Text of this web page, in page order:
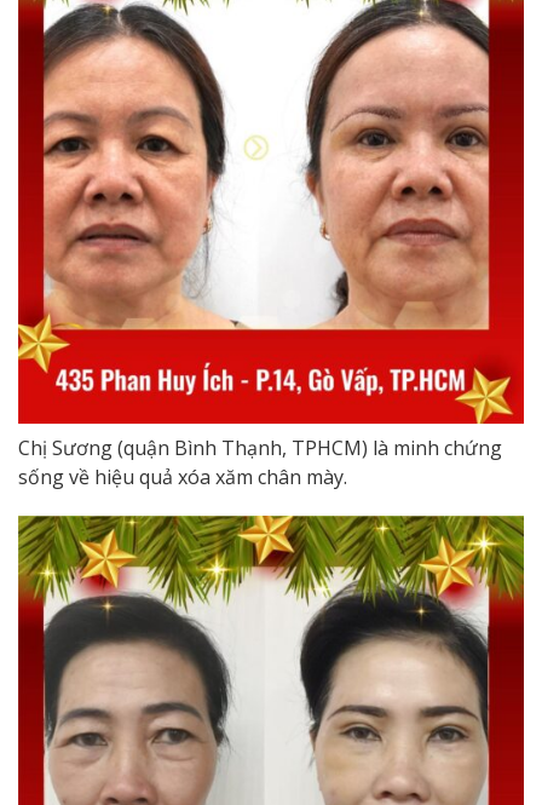
Chị Sương (quận Bình Thạnh, TPHCM) là minh chứng
sống về hiệu quả xóa xăm chân mày.